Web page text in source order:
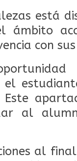
está
ámbito
con
el
Este
al
al